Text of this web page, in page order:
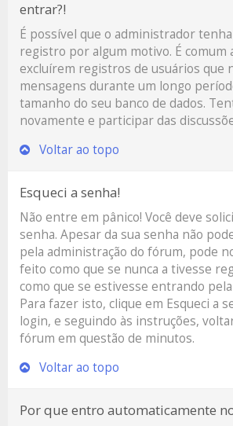
entrar?!
É possível que o administrador
registro por algum motivo. É comum
excluírem registros de usuários que
mensagens durante um longo
tamanho do seu banco de dados.
novamente e participar das
Voltar ao topo
Esqueci a senha!
Não entre em pânico! Você deve
senha. Apesar da sua senha não
pela administração do fórum, pode
feito como que se nunca a tivesse
como que se estivesse entrando
Para fazer isto, clique em Esqueci a
login, e seguindo às instruções,
fórum em questão de minutos.
Voltar ao topo
Por que entro automaticamente